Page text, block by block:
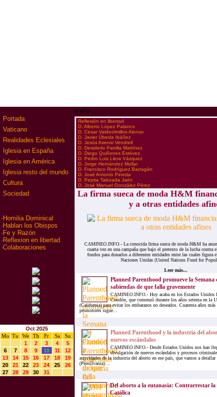
Portada
Vaticano
Realidades Eclesiales
Iglesia en España
Iglesia en América
Iglesia resto del mundo
Cultura
Sociedad
· Homilia Dominical
· Hablan los Obispos
· Fe y Razón
· Reflexion en libertad
·Colaboraciones
Oct 2025
Mo
Tu We Th Fr Sa
Su
1
2 3 4
5
6
7 8 9 10 11
12
13
14 15 16 17 18
19
20
21 22 23 24 25
26
27
28 29 30 31
www
·Reflexión en libertad
·D. Alberto López Palanco
·D. Cesar Valdeolmillos Alonso
·D. Javier Úbeda Ibáñez
·D. Jesús Asensi Vendrell
·D. Desiderio Parrilla Martínez
·D. Diego Quiñones Estévez
·D. Pedro Luis Llera Vázquez
·D. Jorge Hernández Mollar
·D. Francisco Rodríguez Barragán
·D. José Antonio Pineda
·D. Pepita Taboada Jaén
·D. José Manuel González Pérez
La firma sueca de moda H&M
y a otras entidades
CAMINEO.INFO.- La conocida firma sueca de moda H&M ha
cuarta vez en una campaña que bajo el pretexto de la lucha contra
fondos para donarlos a diferentes entidades entre las cuales figura
Naciones Unidas (United Nations Fund for
Leer más...
Planned Parenthood promueve la Semana
sabiendas de que falla gravemente
CAMINEO.INFO.- Hoy acaba en los Estados Unidos
Condón, que comenzó durante los años setenta en la
(California) para evitar los embarazos no deseados. Cuarenta años
promotores sigue...
Planned Parenthood y la industria del
nuevos escándalos
CAMINEO.INFO.- Desde Estados Unidos nos han
divulgación de nuevos escándalos y procesos
actividades de la industria del aborto en ese país, que vamos a
(Pensilvania):...
Del aborto a la eutanasia: Contrarrestar
Católica